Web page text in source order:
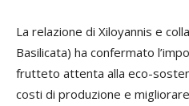
La relazione di Xiloyannis e
Basilicata) ha confermato
frutteto attenta alla eco-
costi di produzione e